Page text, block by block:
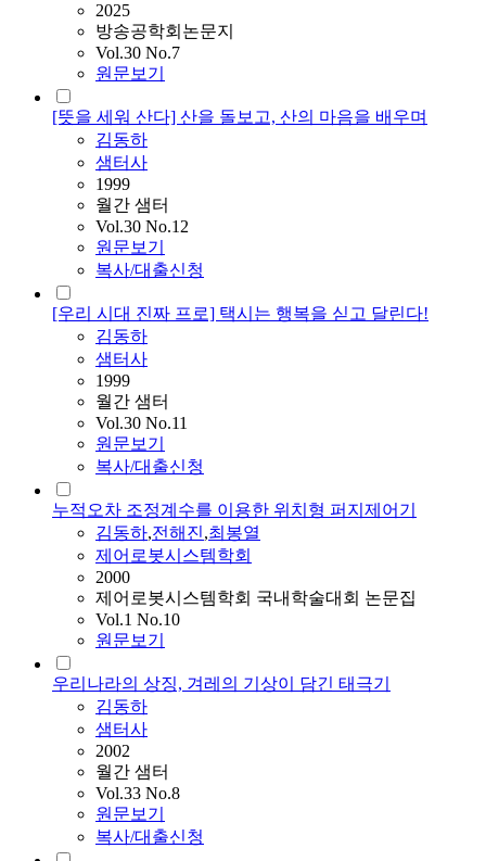
2025
방송공학회논문지
Vol.30 No.7
원문보기
[뜻을 세워 산다] 산을 돌보고, 산의 마음을 배우며
김동하
샘터사
1999
월간 샘터
Vol.30 No.12
원문보기
복사/대출신청
[우리 시대 진짜 프로] 택시는 행복을 싣고 달린다!
김동하
샘터사
1999
월간 샘터
Vol.30 No.11
원문보기
복사/대출신청
누적오차 조정계수를 이용한 위치형 퍼지제어기
김동하,전해진,최봉열
제어로봇시스템학회
2000
제어로봇시스템학회 국내학술대회 논문집
Vol.1 No.10
원문보기
우리나라의 상징, 겨레의 기상이 담긴 태극기
김동하
샘터사
2002
월간 샘터
Vol.33 No.8
원문보기
복사/대출신청